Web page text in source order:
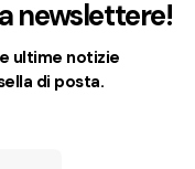
newslettere!
ultime notizie
di posta.